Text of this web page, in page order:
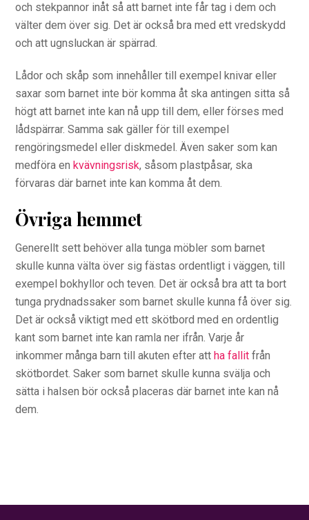
och stekpannor inåt så att barnet inte får tag i dem och
välter dem över sig. Det är också bra med ett vredskydd
och att ugnsluckan är spärrad.
Lådor och skåp som innehåller till exempel knivar eller
saxar som barnet inte bör komma åt ska antingen sitta så
högt att barnet inte kan nå upp till dem, eller förses med
lådspärrar. Samma sak gäller för till exempel
rengöringsmedel eller diskmedel. Även saker som kan
medföra enkvävningsrisk, såsom plastpåsar, ska
förvaras där barnet inte kan komma åt dem.
Övriga hemmet
Generellt sett behöver alla tunga möbler som barnet
skulle kunna välta över sig fästas ordentligt i väggen, till
exempel bokhyllor och teven. Det är också bra att ta bort
tunga prydnadssaker som barnet skulle kunna få över sig.
Det är också viktigt med ett skötbord med en ordentlig
kant som barnet inte kan ramla ner ifrån. Varje år
inkommer många barn till akuten efter att ha fallit från
skötbordet. Saker som barnet skulle kunna svälja och
sätta i halsen bör också placeras där barnet inte kan nå
dem.